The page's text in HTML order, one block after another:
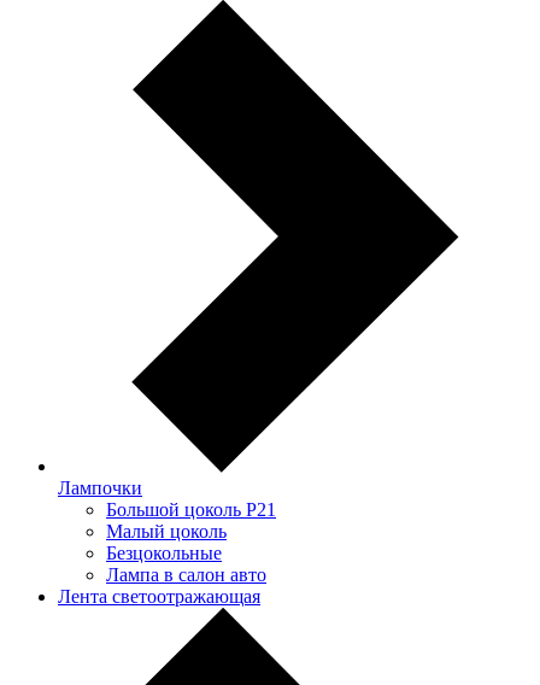
Лампочки
Большой цоколь P21
Малый цоколь
Безцокольные
Лампа в салон авто
Лента светоотражающая